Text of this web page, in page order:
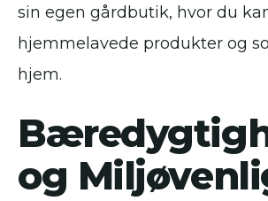
sin egen gårdbutik, hvor du
hjemmelavede produkter og
hjem.
og